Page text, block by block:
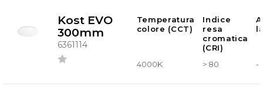
Kost EVO
300mm
6361114
Temperatura
colore (CCT)
Indice
resa
cromatica
(CRI)
4000K > 80 -